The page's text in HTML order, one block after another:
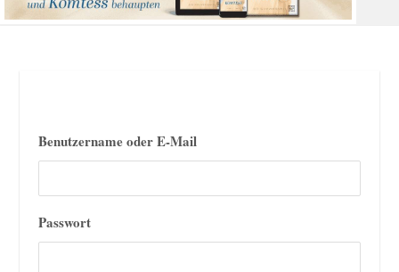
Benutzername oder E-Mail
Passwort